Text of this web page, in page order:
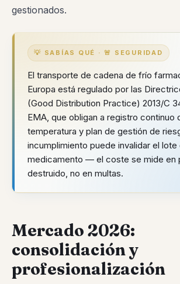
gestionados.
💡 SABÍAS QUÉ · 🚨 SEGURIDAD
El transporte de cadena de frío
Europa está regulado por las
(Good Distribution Practice) 2013/C
EMA, que obligan a registro continuo
temperatura y plan de gestión de
incumplimiento puede invalidar el lote
medicamento — el coste se mide en
destruido, no en multas.
Mercado 2026:
consolidación y
profesionalización